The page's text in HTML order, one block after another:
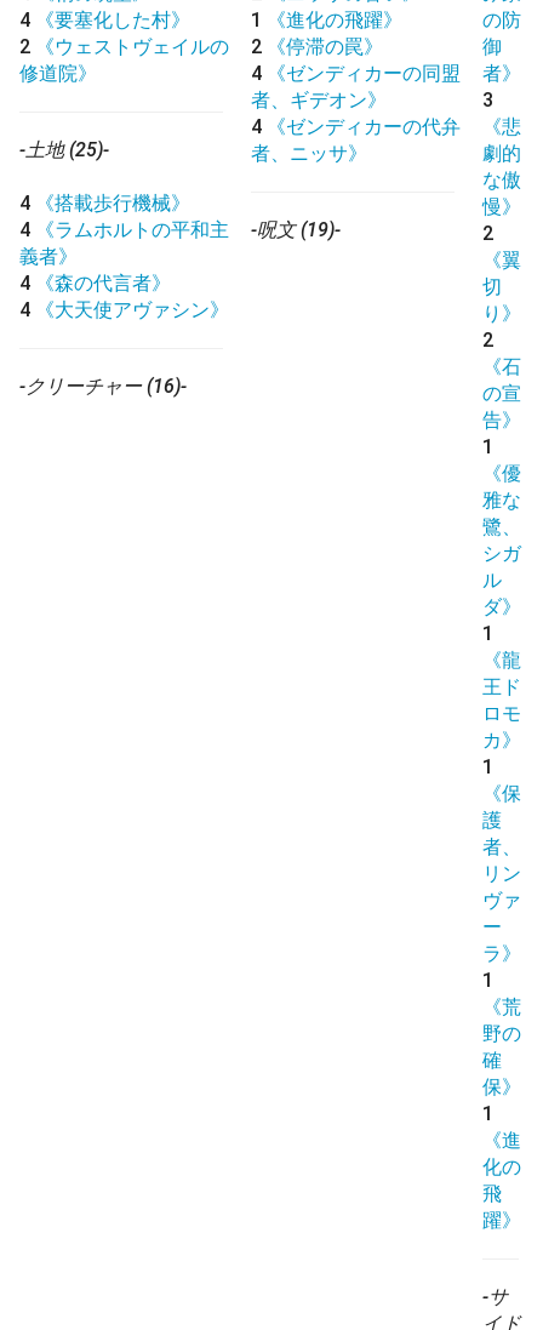
4
《要塞化した村》
2
《ウェストヴェイルの
修道院》
-土地 (25)-
4
《搭載歩行機械》
4
《ラムホルトの平和主
義者》
4
《森の代言者》
4
《大天使アヴァシン》
-クリーチャー (16)-
1
《進化の飛躍》
2
《停滞の罠》
4
《ゼンディカーの同盟
者、ギデオン》
4
《ゼンディカーの代弁
者、ニッサ》
-呪文 (19)-
の防
御
者》
3
《悲
劇的
な傲
慢》
2
《翼
切
り》
2
《石
の宣
告》
1
《優
雅な
鷺、
シガ
ル
ダ》
1
《龍
王ド
ロモ
カ》
1
《保
護
者、
リン
ヴァ
ー
ラ》
1
《荒
野の
確
保》
1
《進
化の
飛
躍》
-サ
イド